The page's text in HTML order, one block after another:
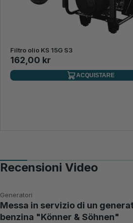
Filtro olio KS 15G S3
162,00 kr
ACQUISTARE
Recensioni Video
Generatori
Messa in servizio di un
benzina "Könner & Söhnen"